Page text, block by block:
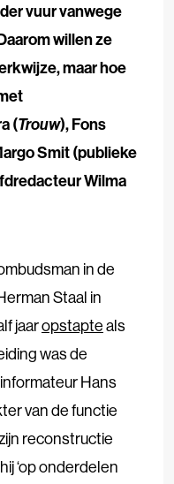
vuur vanwege
willen ze
maar hoe
(Trouw), Fons
Smit (publieke
Wilma
in de
Staal in
jaaropstapteals
was de
Hans
van de functie
reconstructie
‘op onderdelen